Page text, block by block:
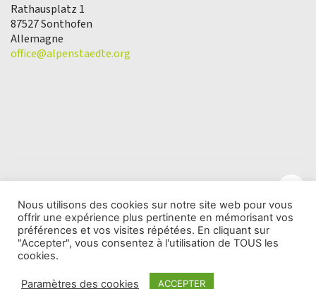
Rathausplatz 1
87527 Sonthofen
Allemagne
office@alpenstaedte.org
© Copyright 2025 | L'association Ville des Alpes de
l'Année |Protection des données
Nous utilisons des cookies sur notre site web pour vous
offrir une expérience plus pertinente en mémorisant vos
préférences et vos visites répétées. En cliquant sur
"Accepter", vous consentez à l'utilisation de TOUS les
cookies.
Paramètres des cookies ACCEPTER